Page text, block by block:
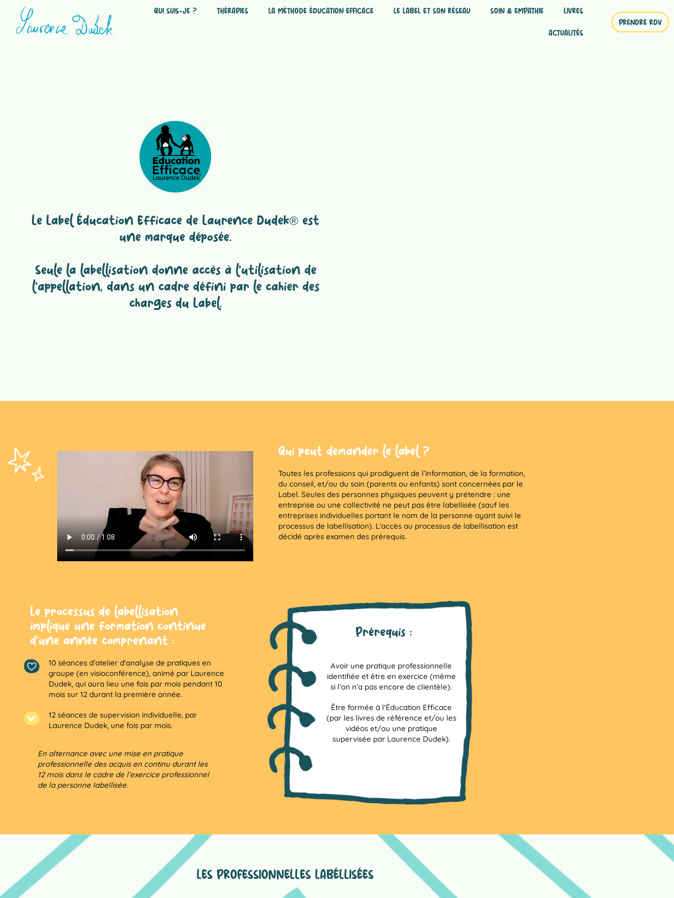
contenu
QUI SUIS-JE ? THÉRAPIES LA MÉTHODE ÉDUCATION EFFICACE LE LABEL ET SON RÉSEAU SOIN & EMPATHIE LIVRES
ACTUALITÉS
PRENDRE RDV
Le Label Éducation Efficace de Laurence Dudek® est
une marque déposée.
Seule la labellisation donne accès à l’utilisation de
l’appellation, dans un cadre défini par le cahier des
charges du Label.
Qui peut demander le label ?
Toutes les professions qui prodiguent de l’information, de la formation,
du conseil, et/ou du soin (parents ou enfants) sont concernées par le
Label. Seules des personnes physiques peuvent y prétendre : une
entreprise ou une collectivité ne peut pas être labellisée (sauf les
entreprises individuelles portant le nom de la personne ayant suivi le
processus de labellisation). L’accès au processus de labellisation est
décidé après examen des prérequis.
Le processus de labellisation
implique une formation continue
d’une année comprenant :
10 séances d’atelier d'analyse de pratiques en
groupe (en visioconférence), animé par Laurence
Dudek, qui aura lieu une fois par mois pendant 10
mois sur 12 durant la première année.
12 séances de supervision individuelle, par
Laurence Dudek, une fois par mois.
En alternance avec une mise en pratique
professionnelle des acquis en continu durant les
12 mois dans le cadre de l’exercice professionnel
de la personne labellisée.
Prérequis :
Avoir une pratique professionnelle
identifiée et être en exercice (même
si l’on n’a pas encore de clientèle).
Être formée à l'Éducation Efficace
(par les livres de référence et/ou les
vidéos et/ou une pratique
supervisée par Laurence Dudek).
LES PROFESSIONNELLES LABÉLLISÉES